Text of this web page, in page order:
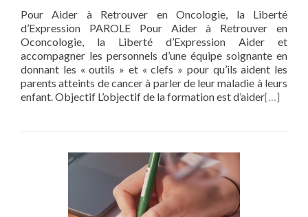
Pour Aider à Retrouver en Oncologie, la Liberté
d’Expression PAROLE Pour Aider à Retrouver en
Oconcologie, la Liberté d’Expression Aider et
accompagner les personnels d’une équipe soignante en
donnant les « outils » et « clefs » pour qu’ils aident les
parents atteints de cancer à parler de leur maladie à leurs
enfant. Objectif L’objectif de la formation est d’aider[…]